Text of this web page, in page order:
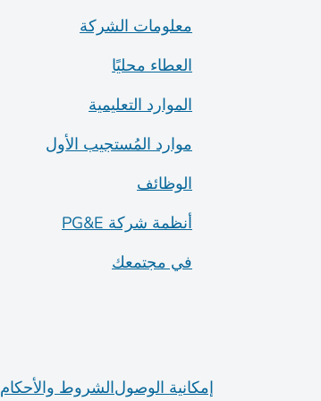
معلومات الشركة
العطاء محليًا
الموارد التعليمية
موارد المُستجيب الأول
الوظائف
أنظمة شركة PG&E
في مجتمعك
إمكانية الوصولالشروط والأحكام